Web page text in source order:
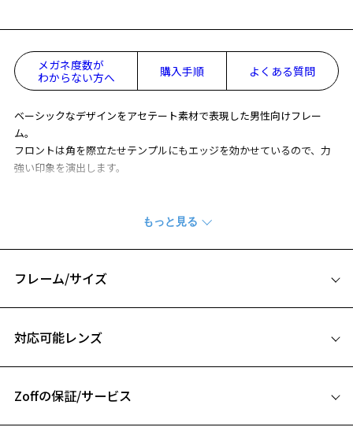
メガネ度数が
わからない方へ
購入手順 よくある質問
ベーシックなデザインをアセテート素材で表現した男性向けフレー
ム。
フロントは角を際立たせテンプルにもエッジを効かせているので、力
強い印象を演出します。
ズ、汚れなどがあるB級品ではございません。
フレーム/サイズ
B ブリッジ(鼻部分)の横幅：16mm
対応可能レンズ
フレームとレンズの合計料金を知りたい方へ
Zoffの保証/サービス